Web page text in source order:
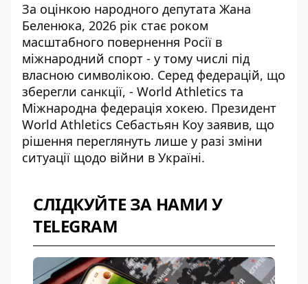
За оцінкою народного депутата Жана
Беленюка, 2026 рік стає роком
масштабного повернення Росії в
міжнародний спорт - у тому числі під
власною символікою. Серед федерацій, що
зберегли санкції, - World Athletics та
Міжнародна федерація хокею. Президент
World Athletics Себастьян Коу заявив, що
рішення переглянуть лише у разі зміни
ситуації щодо війни в Україні.
СЛІДКУЙТЕ ЗА НАМИ У
TELEGRAM